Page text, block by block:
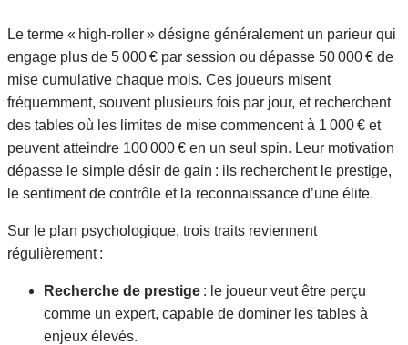
Le terme « high‑roller » désigne généralement un parieur qui
engage plus de 5 000 € par session ou dépasse 50 000 € de
mise cumulative chaque mois. Ces joueurs misent
fréquemment, souvent plusieurs fois par jour, et recherchent
des tables où les limites de mise commencent à 1 000 € et
peuvent atteindre 100 000 € en un seul spin. Leur motivation
dépasse le simple désir de gain : ils recherchent le prestige,
le sentiment de contrôle et la reconnaissance d’une élite.
Sur le plan psychologique, trois traits reviennent
régulièrement :
Recherche de prestige : le joueur veut être perçu
comme un expert, capable de dominer les tables à
enjeux élevés.